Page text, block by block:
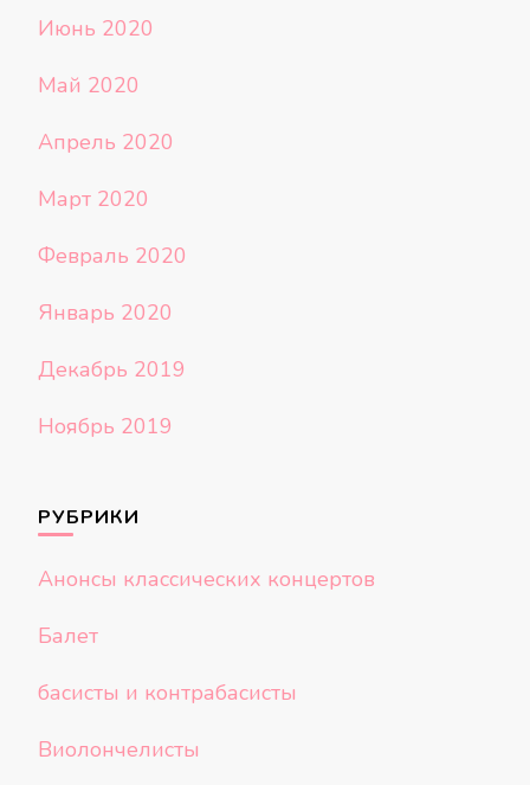
Июнь 2020
Май 2020
Апрель 2020
Март 2020
Февраль 2020
Январь 2020
Декабрь 2019
Ноябрь 2019
РУБРИКИ
Анонсы классических концертов
Балет
басисты и контрабасисты
Виолончелисты